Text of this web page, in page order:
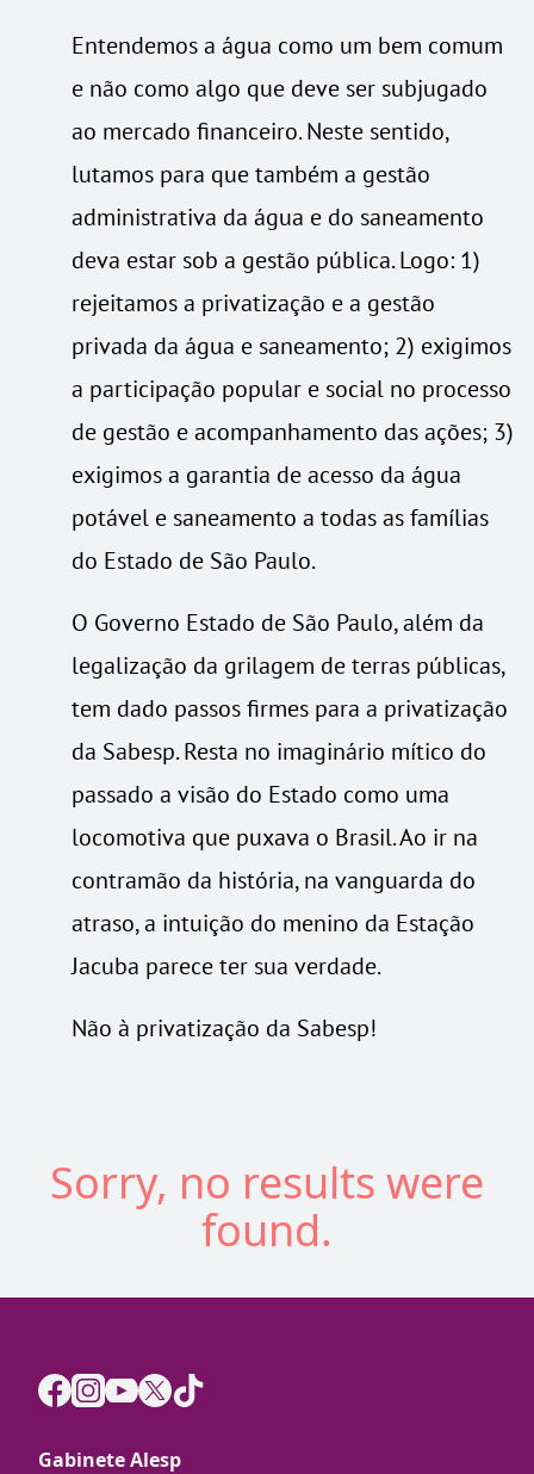
Entendemos a água como um bem comum
e não como algo que deve ser subjugado
ao mercado financeiro. Neste sentido,
lutamos para que também a gestão
administrativa da água e do saneamento
deva estar sob a gestão pública. Logo: 1)
rejeitamos a privatização e a gestão
privada da água e saneamento; 2) exigimos
a participação popular e social no processo
de gestão e acompanhamento das ações; 3)
exigimos a garantia de acesso da água
potável e saneamento a todas as famílias
do Estado de São Paulo.
O Governo Estado de São Paulo, além da
legalização da grilagem de terras públicas,
tem dado passos firmes para a privatização
da Sabesp. Resta no imaginário mítico do
passado a visão do Estado como uma
locomotiva que puxava o Brasil. Ao ir na
contramão da história, na vanguarda do
atraso, a intuição do menino da Estação
Jacuba parece ter sua verdade.
Não à privatização da Sabesp!
Sorry, no results were
found.
Gabinete Alesp